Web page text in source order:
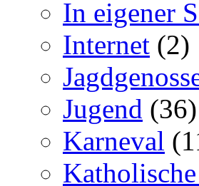
In eigener
Internet (2)
Jugend (36)
Karneval